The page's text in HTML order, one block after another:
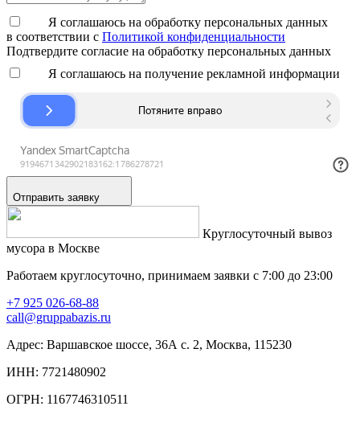
Я соглашаюсь на обработку персональных данных
в соответствии с Политикой конфиденциальности
Подтвердите согласие на обработку персональных данных
Я соглашаюсь на получение рекламной информации
Отправить заявку
Круглосуточный вывоз
мусора в Москве
Работаем круглосуточно, принимаем заявки с 7:00 до 23:00
+7 925 026-68-88
call@gruppabazis.ru
Адрес: Варшавское шоссе, 36А с. 2, Москва, 115230
ИНН: 7721480902
ОГРН: 1167746310511